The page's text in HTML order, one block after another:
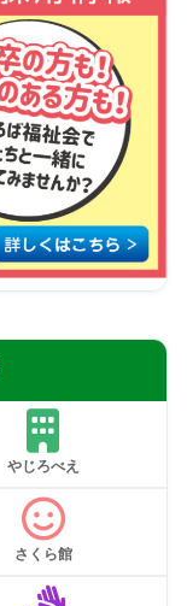
やじろべえ
さくら館